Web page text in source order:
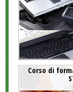
Corso di